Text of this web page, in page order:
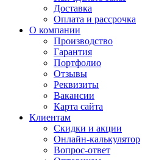
Доставка
Оплата и рассрочка
О компании
Производство
Гарантия
Портфолио
Отзывы
Реквизиты
Вакансии
Карта сайта
Клиентам
Скидки и акции
Онлайн-калькулятор
Вопрос-ответ